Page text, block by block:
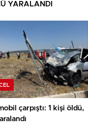
YARALANDI
çarpıştı: 1 kişi öldü,